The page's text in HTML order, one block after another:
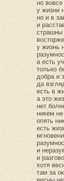
но
у жизни
но и в
и
страшны
у жизнь
а есть
только
добра и
да
есть в
а это
нет
никем
опять
есть
и
и
хотя
там за
весны